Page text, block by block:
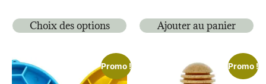
Choix des options Ajouter au panier
Promo ! Promo !